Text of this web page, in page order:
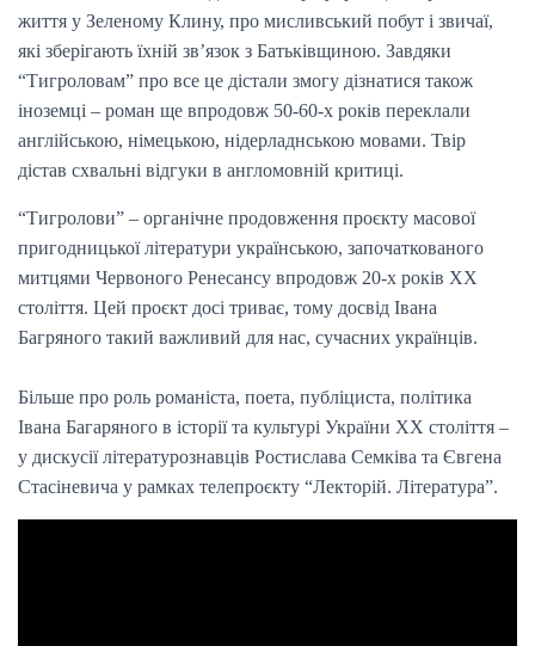
життя у Зеленому Клину, про мисливський побут і звичаї,
які зберігають їхній зв’язок з Батьківщиною. Завдяки
“Тигроловам” про все це дістали змогу дізнатися також
іноземці – роман ще впродовж 50-60-х років переклали
англійською, німецькою, нідерладнською мовами. Твір
дістав схвальні відгуки в англомовній критиці.
“Тигролови” – органічне продовження проєкту масової
пригодницької літератури українською, започаткованого
митцями Червоного Ренесансу впродовж 20-х років ХХ
століття. Цей проєкт досі триває, тому досвід Івана
Багряного такий важливий для нас, сучасних українців.
Більше про роль романіста, поета, публіциста, політика
Івана Багаряного в історії та культурі України ХХ століття –
у дискусії літературознавців Ростислава Семківа та Євгена
Стасіневича у рамках телепроєкту “Лекторій. Література”.